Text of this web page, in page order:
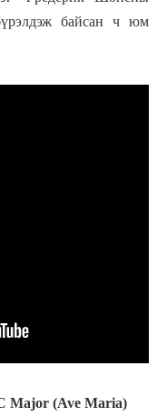
байсан ч юм
Major (Ave Maria)